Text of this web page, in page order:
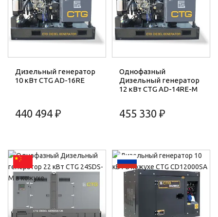
Дизельный генератор
10 кВт CTG AD-16RE
440 494 ₽
Однофазный
Дизельный генератор
12 кВт CTG AD-14RE-M
455 330 ₽